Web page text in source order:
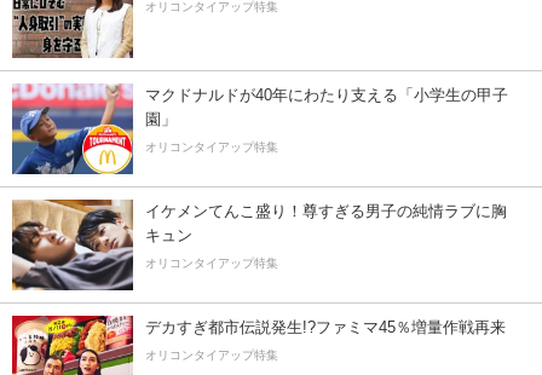
オリコンタイアップ特集
マクドナルドが40年にわたり支える「小学生の甲子
園」
オリコンタイアップ特集
イケメンてんこ盛り！尊すぎる男子の純情ラブに胸
キュン
オリコンタイアップ特集
デカすぎ都市伝説発生!?ファミマ45％増量作戦再来
オリコンタイアップ特集